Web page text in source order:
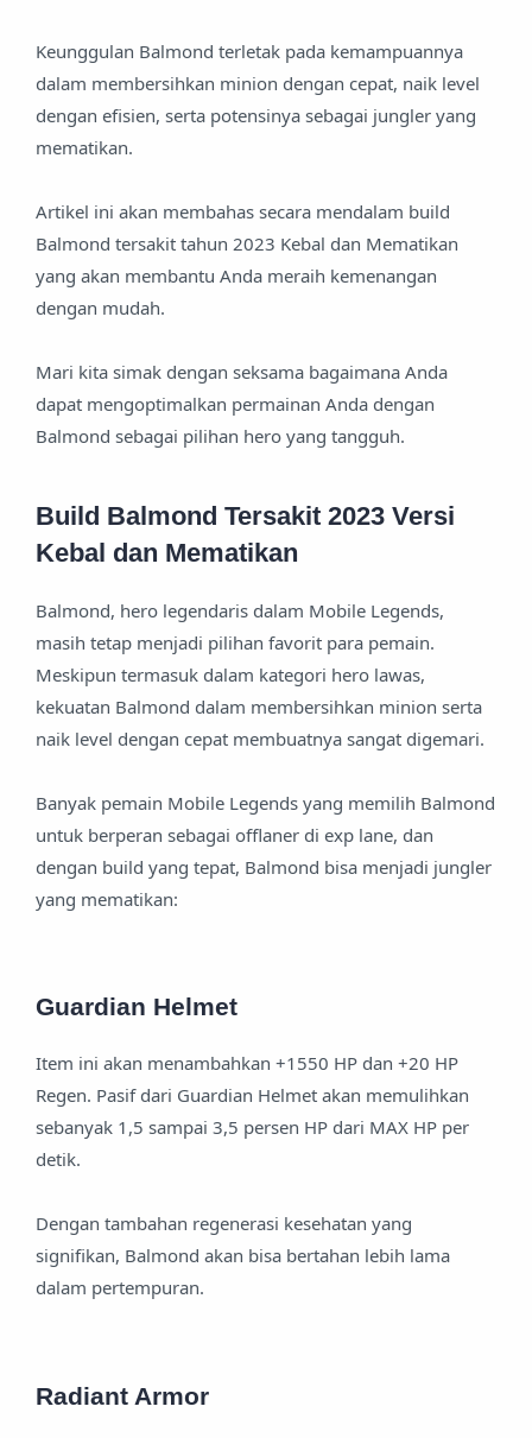
Keunggulan Balmond terletak pada kemampuannya
dalam membersihkan minion dengan cepat, naik level
dengan efisien, serta potensinya sebagai jungler yang
mematikan.
Artikel ini akan membahas secara mendalam build
Balmond tersakit tahun 2023 Kebal dan Mematikan
yang akan membantu Anda meraih kemenangan
dengan mudah.
Mari kita simak dengan seksama bagaimana Anda
dapat mengoptimalkan permainan Anda dengan
Balmond sebagai pilihan hero yang tangguh.
Build Balmond Tersakit 2023 Versi
Kebal dan Mematikan
Balmond, hero legendaris dalam Mobile Legends,
masih tetap menjadi pilihan favorit para pemain.
Meskipun termasuk dalam kategori hero lawas,
kekuatan Balmond dalam membersihkan minion serta
naik level dengan cepat membuatnya sangat digemari.
Banyak pemain Mobile Legends yang memilih Balmond
untuk berperan sebagai offlaner di exp lane, dan
dengan build yang tepat, Balmond bisa menjadi jungler
yang mematikan:
Guardian Helmet
Item ini akan menambahkan +1550 HP dan +20 HP
Regen. Pasif dari Guardian Helmet akan memulihkan
sebanyak 1,5 sampai 3,5 persen HP dari MAX HP per
detik.
Dengan tambahan regenerasi kesehatan yang
signifikan, Balmond akan bisa bertahan lebih lama
dalam pertempuran.
Radiant Armor